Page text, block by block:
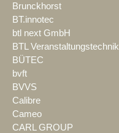
Brunckhorst
BT.innotec
btl next GmbH
BTL Veranstaltungstechnik
BÜTEC
bvft
BVVS
Calibre
Cameo
CARL GROUP